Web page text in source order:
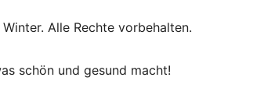
Alle Rechte vorbehalten.
schön und gesund macht!